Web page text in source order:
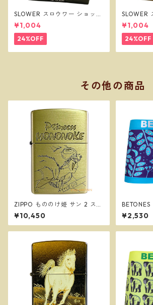
SLOWER スロウワー ショッパ
ーバッグ ビーニー L オリーブ
SLW257
¥1,004
24%OFF
SLOWER
ーバッグ
W256
¥1,004
24%OFF
その他の商品
ZIPPO もののけ姫 サン 2 スタ
ジオジブリ ジッポー オイルラ
イター NZ-37
¥10,450
BETONES
EA BLUE
ボクサー
送料無料
¥2,530